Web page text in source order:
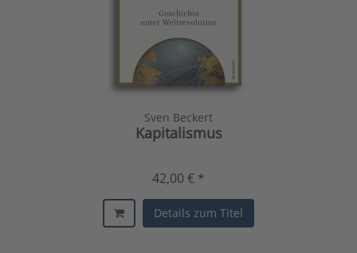
Sven Beckert
Kapitalismus
42,00 € *
Details zum Titel